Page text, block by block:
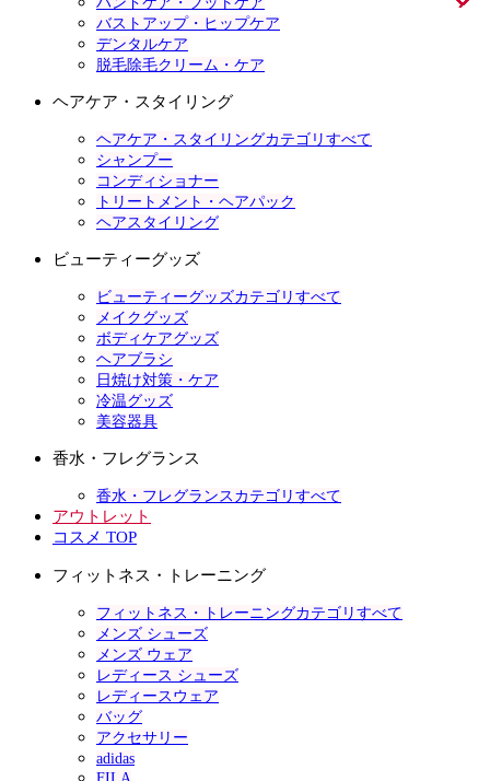
バストアップ・ヒップケア
デンタルケア
脱毛除毛クリーム・ケア
ヘアケア・スタイリング
ヘアケア・スタイリングカテゴリすべて
シャンプー
コンディショナー
トリートメント・ヘアパック
ヘアスタイリング
ビューティーグッズ
ビューティーグッズカテゴリすべて
メイクグッズ
ボディケアグッズ
ヘアブラシ
日焼け対策・ケア
冷温グッズ
美容器具
香水・フレグランス
香水・フレグランスカテゴリすべて
アウトレット
コスメ TOP
フィットネス・トレーニング
フィットネス・トレーニングカテゴリすべて
メンズ シューズ
メンズ ウェア
レディース シューズ
レディースウェア
バッグ
アクセサリー
adidas